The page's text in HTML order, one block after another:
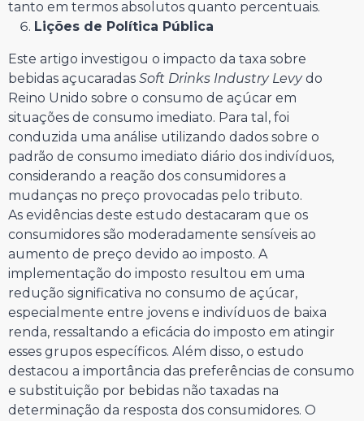
tanto em termos absolutos quanto percentuais.
Lições de Política Pública
Este artigo investigou o impacto da taxa sobre
bebidas açucaradas Soft Drinks Industry Levydo
Reino Unido sobre o consumo de açúcar em
situações de consumo imediato. Para tal, foi
conduzida uma análise utilizando dados sobre o
padrão de consumo imediato diário dos indivíduos,
considerando a reação dos consumidores a
mudanças no preço provocadas pelo tributo.
As evidências deste estudo destacaram que os
consumidores são moderadamente sensíveis ao
aumento de preço devido ao imposto. A
implementação do imposto resultou em uma
redução significativa no consumo de açúcar,
especialmente entre jovens e indivíduos de baixa
renda, ressaltando a eficácia do imposto em atingir
esses grupos específicos. Além disso, o estudo
destacou a importância das preferências de consumo
e substituição por bebidas não taxadas na
determinação da resposta dos consumidores. O